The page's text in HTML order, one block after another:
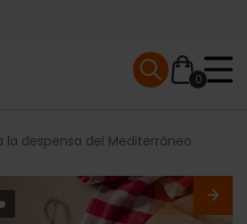
0
Mobile menu
la despensa del Mediterráneo